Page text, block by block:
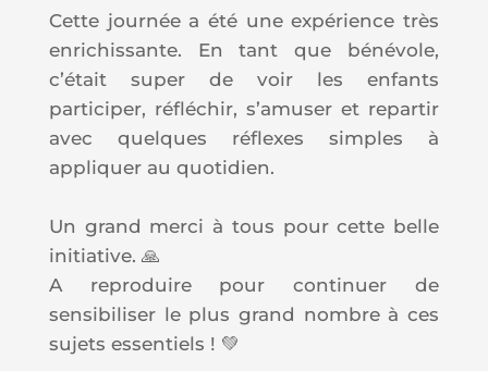
Cette journée a été une expérience très
enrichissante. En tant que bénévole,
c’était super de voir les enfants
participer, réfléchir, s’amuser et repartir
avec quelques réflexes simples à
appliquer au quotidien.
Un grand merci à tous pour cette belle
initiative. 🙏
A reproduire pour continuer de
sensibiliser le plus grand nombre à ces
sujets essentiels ! 💚